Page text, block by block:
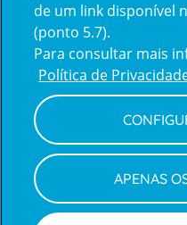
e
elogios
Policy
Política de
Declaração
Canal de
de um link disponível
(ponto 5.7).
Para consultar mais
Política de
APENAS